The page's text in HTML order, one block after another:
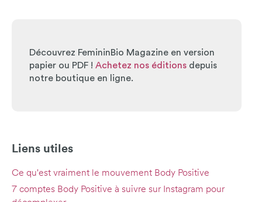
Découvrez FemininBio Magazine en version
papier ou PDF ! Achetez nos éditions depuis
notre boutique en ligne.
Liens utiles
Ce qu'est vraiment le mouvement Body Positive
7 comptes Body Positive à suivre sur Instagram pour